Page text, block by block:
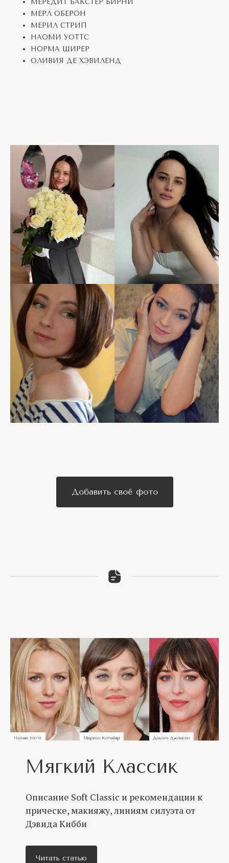
МЕРЕДИТ БАКСТЕР БИРНИ
МЕРЛ ОБЕРОН
МЕРИЛ СТРИП
НАОМИ УОТТС
НОРМА ШИРЕР
ОЛИВИЯ ДЕ ХЭВИЛЕНД
Добавить своё фото
Мягкий Классик
Описание Soft Classic и рекомендации к
прическе, макияжу, линиям силуэта от
Дэвида Кибби
Читать статью